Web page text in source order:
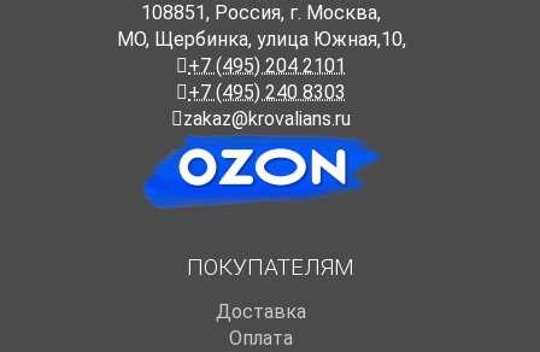
108851, Россия, г. Москва,
МО, Щербинка, улица Южная,10,
+7 (495) 204 2101
+7 (495) 240 8303
zakaz@krovalians.ru
ПОКУПАТЕЛЯМ
Доставка
Оплата